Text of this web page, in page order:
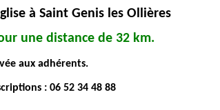
à Saint Genis les Ollières
une distance de 32 km.
aux adhérents.
: 06 52 34 48 88